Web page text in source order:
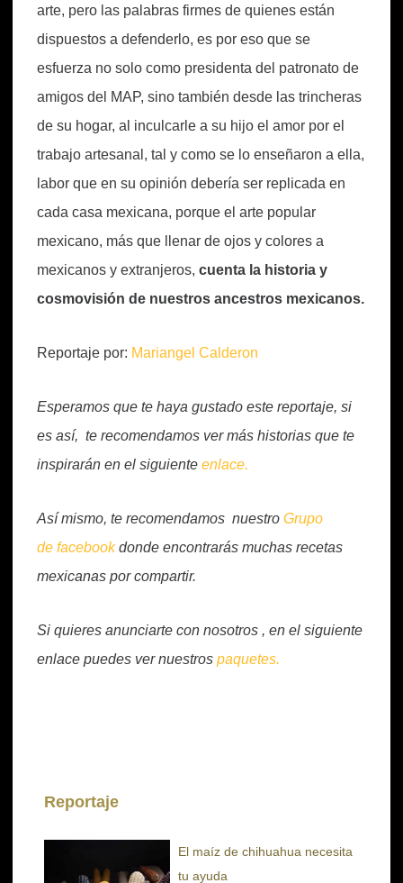
arte, pero las palabras firmes de quienes están
dispuestos a defenderlo, es por eso que se
esfuerza no solo como presidenta del patronato de
amigos del MAP, sino también desde las trincheras
de su hogar, al inculcarle a su hijo el amor por el
trabajo artesanal, tal y como se lo enseñaron a ella,
labor que en su opinión debería ser replicada en
cada casa mexicana, porque el arte popular
mexicano, más que llenar de ojos y colores a
mexicanos y extranjeros, cuenta la historia y
cosmovisión de nuestros ancestros mexicanos.
Reportaje por: Mariangel Calderon
Esperamos que te haya gustado este reportaje, si
es así, te recomendamos ver más historias que te
inspirarán en el siguiente enlace.
Así mismo, te recomendamos nuestro Grupo
de facebookdonde encontrarás muchas recetas
mexicanas por compartir.
Si quieres anunciarte con nosotros , en el siguiente
enlace puedes ver nuestros paquetes.
Reportaje
El maíz de chihuahua necesita
tu ayuda